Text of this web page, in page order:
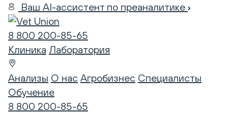
Ваш AI-ассистент по преаналитике
8 800 200-85-65
Клиника Лаборатория
Анализы О нас Агробизнес Специалисты
Обучение
8 800 200-85-65